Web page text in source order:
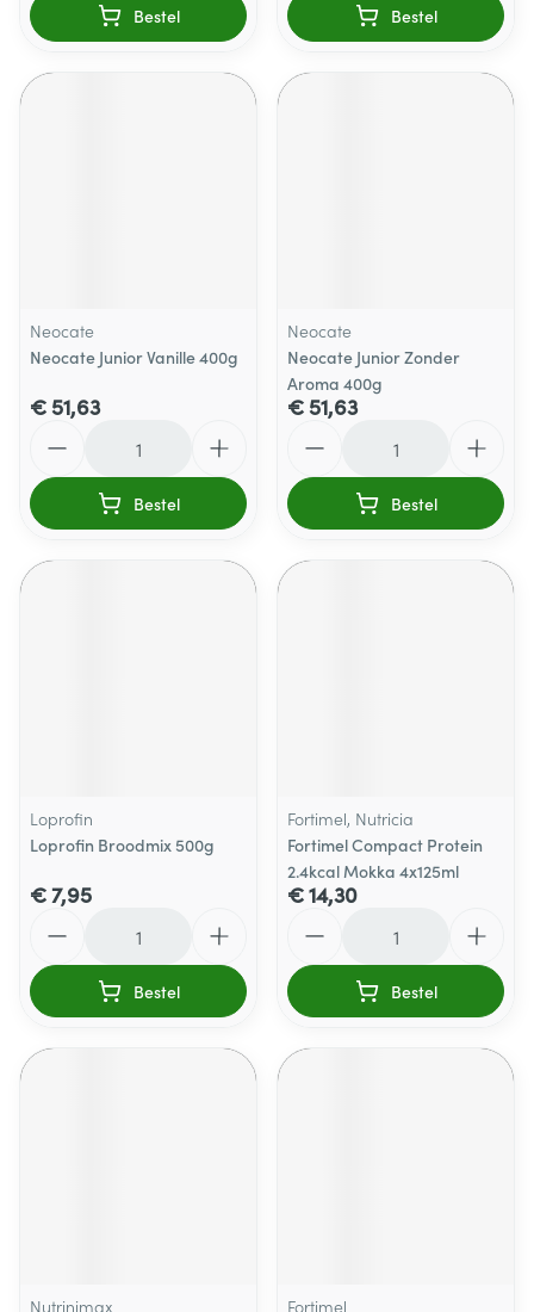
Bestel Bestel
Neocate
Neocate Junior Vanille 400g
€ 51,63
Bestel
Neocate
Neocate Junior Zonder
Aroma 400g
€ 51,63
Bestel
Loprofin
Loprofin Broodmix 500g
€ 7,95
Bestel
Fortimel, Nutricia
Fortimel Compact Protein
2.4kcal Mokka 4x125ml
€ 14,30
Bestel
Nutrinimax Fortimel